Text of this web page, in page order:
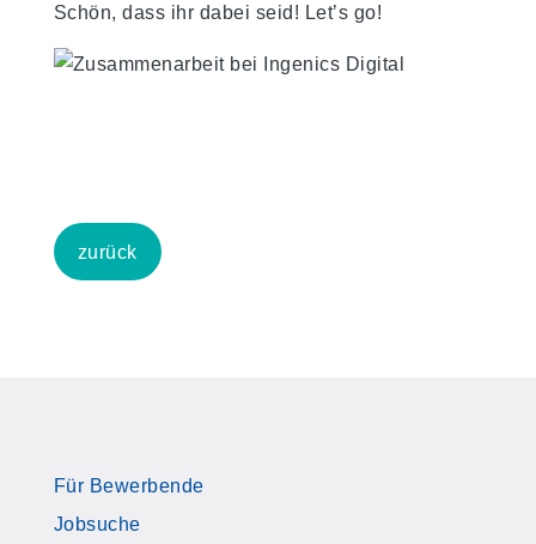
Schön, dass ihr dabei seid! Let’s go!
zurück
Für Bewerbende
Jobsuche